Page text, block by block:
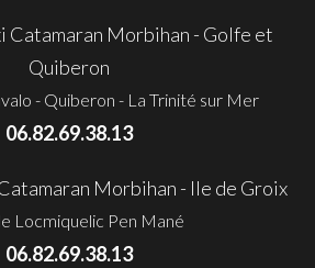
Catamaran Morbihan - Golfe et
Quiberon
- Quiberon - La Trinité sur Mer
06.82.69.38.13
Morbihan - Ile de Groix
Locmiquelic Pen Mané
06.82.69.38.13